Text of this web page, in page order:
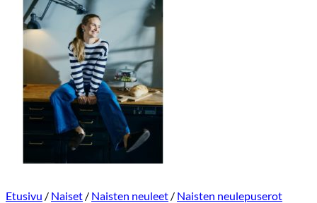
Etusivu / Naiset / Naisten neuleet / Naisten neulepuserot